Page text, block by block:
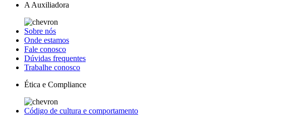
A Auxiliadora
Sobre nós
Onde estamos
Fale conosco
Dúvidas frequentes
Trabalhe conosco
Ética e Compliance
Código de cultura e comportamento